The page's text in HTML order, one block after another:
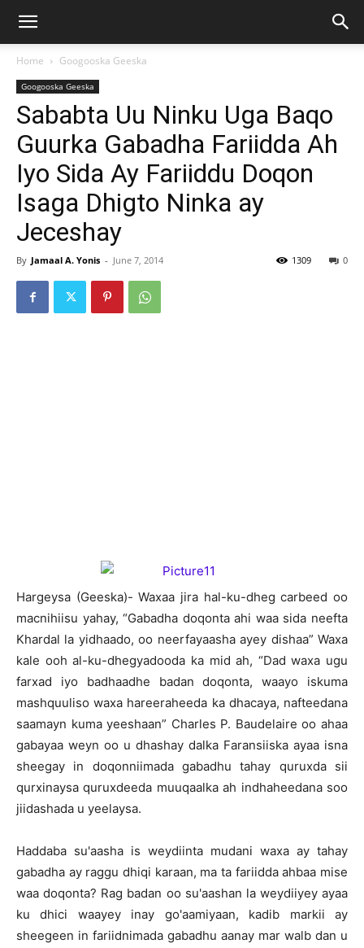
Home Googooska Geeska
Googooska Geeska
Sababta Uu Ninku Uga Baqo
Guurka Gabadha Fariidda Ah
Iyo Sida Ay Fariiddu Doqon
Isaga Dhigto Ninka ay
Jeceshay
By Jamaal A. Yonis - June 7, 2014 0
1309
Hargeysa (Geeska)- Waxaa jira hal-ku-dheg carbeed oo
macnihiisu yahay, “Gabadha doqonta ahi waa sida neefta
Khardal la yidhaado, oo neerfayaasha ayey dishaa” Waxa
kale ooh al-ku-dhegyadooda ka mid ah, “Dad waxa ugu
farxad iyo badhaadhe badan doqonta, waayo iskuma
mashquuliso waxa hareeraheeda ka dhacaya, nafteedana
saamayn kuma yeeshaan” Charles P. Baudelaire oo ahaa
gabayaa weyn oo u dhashay dalka Faransiiska ayaa isna
sheegay in doqonniimada gabadhu tahay quruxda sii
qurxinaysa quruxdeeda muuqaalka ah indhaheedana soo
jiidashada u yeelaysa.
Haddaba su'aasha is weydiinta mudani waxa ay tahay
gabadha ay raggu dhiqi karaan, ma ta fariidda ahbaa mise
waa doqonta? Rag badan oo su'aashan la weydiiyey ayaa
ku dhici waayey inay go'aamiyaan, kadib markii ay
sheegeen in fariidnimada gabadhu aanay mar walb dan u